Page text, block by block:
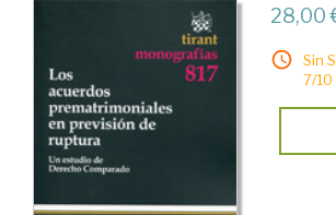
28,00
Sin
7/10